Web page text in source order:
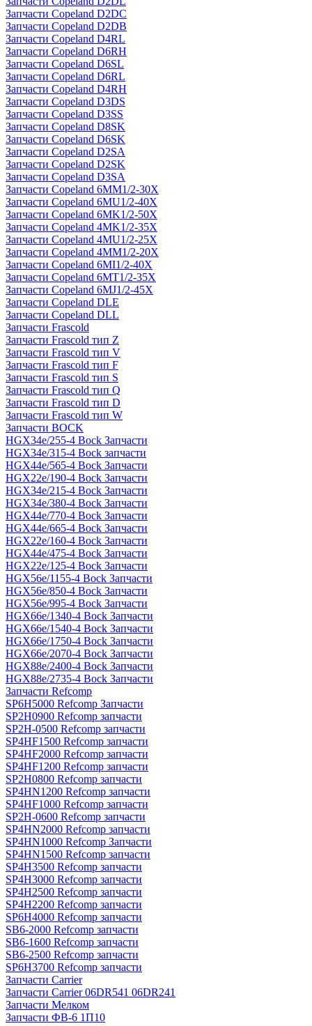
Запчасти Copeland D2DC
Запчасти Copeland D2DB
Запчасти Copeland D4RL
Запчасти Copeland D6RH
Запчасти Copeland D6SL
Запчасти Copeland D6RL
Запчасти Copeland D4RH
Запчасти Copeland D3DS
Запчасти Copeland D3SS
Запчасти Copeland D8SK
Запчасти Copeland D6SK
Запчасти Copeland D2SA
Запчасти Copeland D2SK
Запчасти Copeland D3SA
Запчасти Copeland 6MM1/2-30X
Запчасти Copeland 6MU1/2-40X
Запчасти Copeland 6MK1/2-50X
Запчасти Copeland 4MK1/2-35X
Запчасти Copeland 4MU1/2-25X
Запчасти Copeland 4MM1/2-20X
Запчасти Copeland 6MI1/2-40X
Запчасти Copeland 6MT1/2-35X
Запчасти Copeland 6MJ1/2-45X
Запчасти Copeland DLE
Запчасти Copeland DLL
Запчасти Frascold
Запчасти Frascold тип Z
Запчасти Frascold тип V
Запчасти Frascold тип F
Запчасти Frascold тип S
Запчасти Frascold тип Q
Запчасти Frascold тип D
Запчасти Frascold тип W
Запчасти BOCK
HGX34e/255-4 Bock Запчасти
HGX34e/315-4 Bock запчасти
HGX44e/565-4 Bock Запчасти
HGX22e/190-4 Bock Запчасти
HGX34e/215-4 Bock Запчасти
HGX34e/380-4 Bock Запчасти
HGX44e/770-4 Bock Запчасти
HGX44e/665-4 Bock Запчасти
HGX22e/160-4 Bock Запчасти
HGX44e/475-4 Bock Запчасти
HGX22e/125-4 Bock Запчасти
HGX56e/1155-4 Bock Запчасти
HGX56e/850-4 Bock Запчасти
HGX56e/995-4 Bock Запчасти
HGX66e/1340-4 Bock Запчасти
HGX66e/1540-4 Bock Запчасти
HGX66e/1750-4 Bock Запчасти
HGX66e/2070-4 Bock Запчасти
HGX88e/2400-4 Bock Запчасти
HGX88e/2735-4 Bock Запчасти
Запчасти Refcomp
SP6H5000 Refcomp Запчасти
SP2H0900 Refcomp запчасти
SP2H-0500 Refcomp запчасти
SP4HF1500 Refcomp запчасти
SP4HF2000 Refcomp запчасти
SP4HF1200 Refcomp запчасти
SP2H0800 Refcomp запчасти
SP4HN1200 Refcomp запчасти
SP4HF1000 Refcomp запчасти
SP2H-0600 Refcomp запчасти
SP4HN2000 Refcomp запчасти
SP4HN1000 Refcomp Запчасти
SP4HN1500 Refcomp запчасти
SP4H3500 Refcomp запчасти
SP4H3000 Refcomp запчасти
SP4H2500 Refcomp запчасти
SP4H2200 Refcomp запчасти
SP6H4000 Refcomp запчасти
SB6-2000 Refcomp запчасти
SB6-1600 Refcomp запчасти
SB6-2500 Refcomp запчасти
SP6H3700 Refcomp запчасти
Запчасти Carrier
Запчасти Carrier 06DR541 06DR241
Запчасти Мелком
Запчасти ФВ-6 1П10